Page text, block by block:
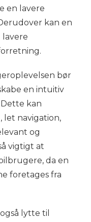
en lavere
kan en
bør
en intuitiv
kan
navigation,
og
vigtigt at
da en
foretages fra
lytte til